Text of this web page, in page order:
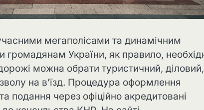
мегаполісами та динамічним
громадянам України, як правило,
можна обрати туристичний, діловий,
на в’їзд. Процедура оформлення
подання через офіційно акредитовані